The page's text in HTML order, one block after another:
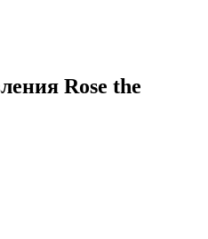
Rose the